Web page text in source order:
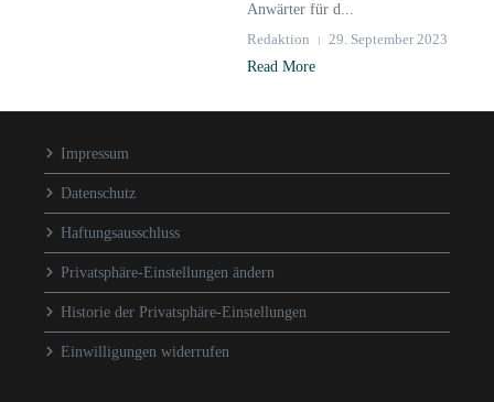
Anwärter für d...
Redaktion
29. September 2023
Read More
Impressum
Datenschutz
Haftungsausschluss
Privatsphäre-Einstellungen ändern
Historie der Privatsphäre-Einstellungen
Einwilligungen widerrufen